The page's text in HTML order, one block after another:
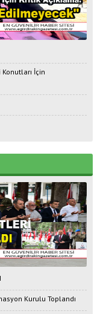
İçin
Kurulu Toplandı